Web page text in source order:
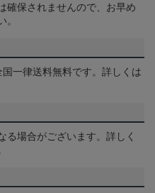
確保されませんので、お早め
一律送料無料です。詳しくは
る場合がございます。詳しく